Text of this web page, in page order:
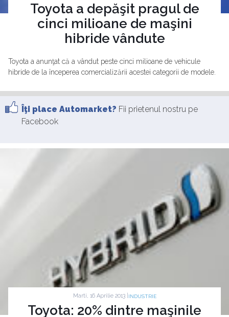
Toyota a depăşit pragul de
cinci milioane de maşini
hibride vândute
Toyota a anunţat că a vândut peste cinci milioane de vehicule
hibride de la începerea comercializării acestei categorii de modele.
Îţi place Automarket? Fii prietenul nostru pe
Facebook
Marti, 16 Aprilie 2013 | INDUSTRIE
Toyota: 20% dintre maşinile